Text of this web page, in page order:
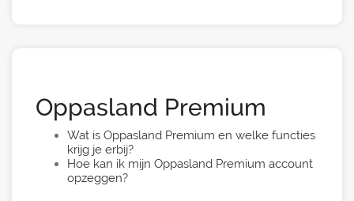
Oppasland Premium
Wat is Oppasland Premium en welke functies
krijg je erbij?
Hoe kan ik mijn Oppasland Premium account
opzeggen?